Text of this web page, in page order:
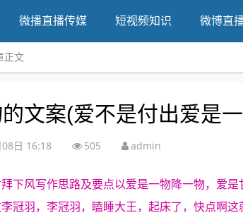
微播直播传媒 短视频知识 微博直
正文
文案(爱不是付出爱是
日 16:18 505 admin
下风写作思路及要点以爱是一物降一物，爱
冠羽，李冠羽，瞌睡大王，起床了，快点啊